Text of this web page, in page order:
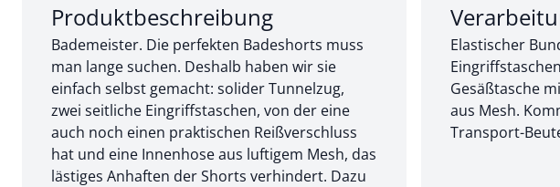
Abschnitt 1 von 3:
Produktbeschreibung
Bademeister. Die perfekten Badeshorts muss
man lange suchen. Deshalb haben wir sie
einfach selbst gemacht: solider Tunnelzug,
zwei seitliche Eingriffstaschen, von der eine
auch noch einen praktischen Reißverschluss
hat und eine Innenhose aus luftigem Mesh, das
lästiges Anhaften der Shorts verhindert. Dazu
Abschnitt 2 von
Elastischer
Gesäßtasche
aus Mesh.
Transport-